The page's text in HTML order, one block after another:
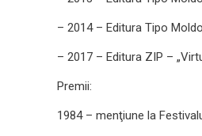
– 2014 – Editura Tipo
– 2017 – Editura ZIP –
Premii:
1984 – menţiune la